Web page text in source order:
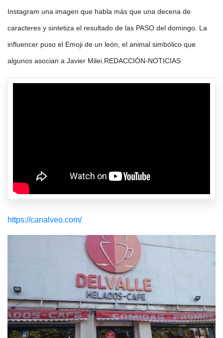
Instagram una imagen que habla más que una decena de
caracteres y sintetiza el resultado de las PASO del domingo. La
influencer puso el Emoji de un león, el animal simbólico que
algunos asocian a Javier Milei.REDACCIÓN-NOTICIAS
https://canalveo.com/